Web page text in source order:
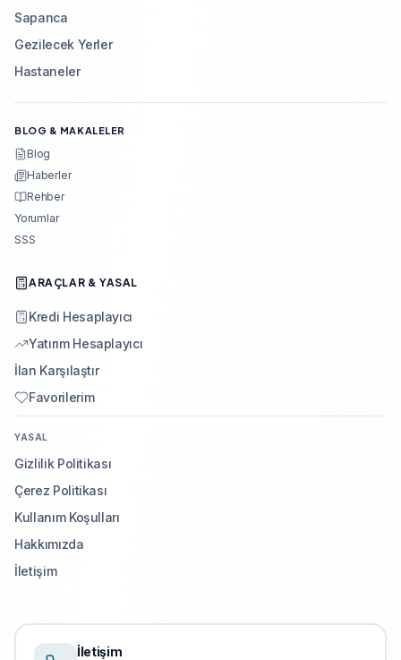
Sapanca
Gezilecek Yerler
Hastaneler
BLOG & MAKALELER
Blog
Haberler
Rehber
Yorumlar
SSS
ARAÇLAR & YASAL
Kredi Hesaplayıcı
Yatırım Hesaplayıcı
İlan Karşılaştır
Favorilerim
YASAL
Gizlilik Politikası
Çerez Politikası
Kullanım Koşulları
Hakkımızda
İletişim
İletişim